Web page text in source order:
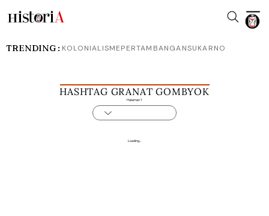
HASHTAG GRANAT GOMBYOK
Halaman 1
Loading...
TRENDING : KOLONIALISMEPERTAMBANGANSUKARNO